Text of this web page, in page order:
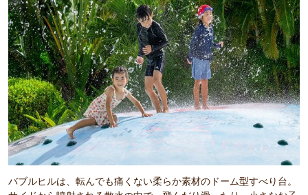
バブルヒルは、転んでも痛くない柔らか素材のドーム型すべり台。